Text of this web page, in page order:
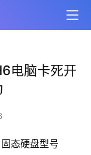
电脑卡死开
态硬盘型号